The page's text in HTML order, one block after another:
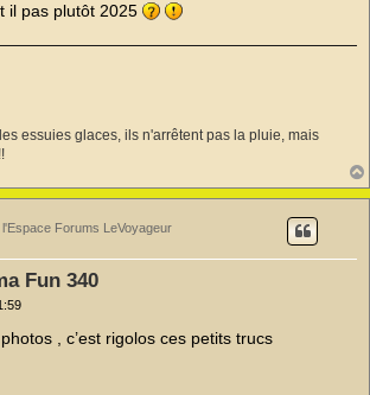
il pas plutôt 2025
essuies glaces, ils n'arrêtent pas la pluie, mais
Forums LeVoyageur
Fun 340
, c’est rigolos ces petits trucs